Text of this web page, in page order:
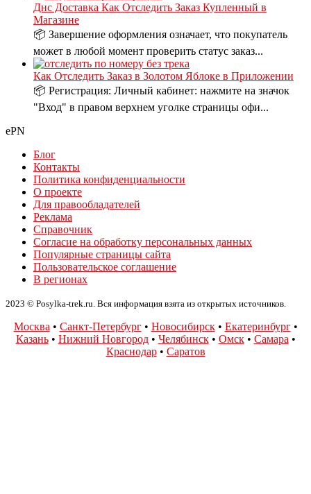
Днс Доставка Как Отследить Заказ Купленный в
Магазине
📦 Завершение оформления означает, что покупатель
может в любой момент проверить статус заказ...
Как Отследить Заказ в Золотом Яблоке в Приложении
📦 Регистрация: Личный кабинет: нажмите на значок
"Вход" в правом верхнем уголке страницы офи...
ePN
Блог
Контакты
Политика конфиденциальности
О проекте
Для правообладателей
Реклама
Справочник
Согласие на обработку персональных данных
Популярные страницы сайта
Пользовательское соглашение
В регионах
2023 © Posylka-trek.ru. Вся информация взята из открытых источников.
Москва • Санкт-Петербург• Новосибирск• Екатеринбург•
Казань• Нижний Новгород• Челябинск• Омск• Самара •
Краснодар• Саратов